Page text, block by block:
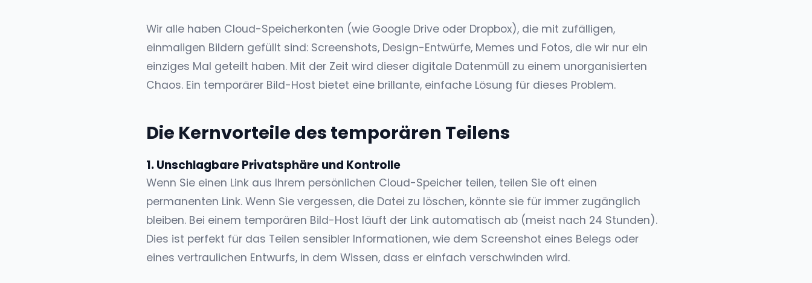
Wir alle haben Cloud-Speicherkonten (wie Google Drive oder Dropbox), die mit zufälligen,
einmaligen Bildern gefüllt sind: Screenshots, Design-Entwürfe, Memes und Fotos, die wir nur ein
einziges Mal geteilt haben. Mit der Zeit wird dieser digitale Datenmüll zu einem unorganisierten
Chaos. Ein temporärer Bild-Host bietet eine brillante, einfache Lösung für dieses Problem.
Die Kernvorteile des temporären Teilens
1. Unschlagbare Privatsphäre und Kontrolle
Wenn Sie einen Link aus Ihrem persönlichen Cloud-Speicher teilen, teilen Sie oft einen
permanenten Link. Wenn Sie vergessen, die Datei zu löschen, könnte sie für immer zugänglich
bleiben. Bei einem temporären Bild-Host läuft der Link automatisch ab (meist nach 24 Stunden).
Dies ist perfekt für das Teilen sensibler Informationen, wie dem Screenshot eines Belegs oder
eines vertraulichen Entwurfs, in dem Wissen, dass er einfach verschwinden wird.